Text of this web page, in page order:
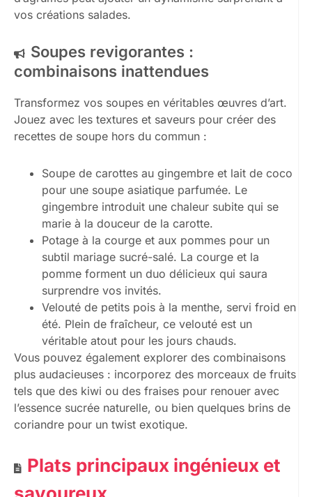
vos créations salades.
Soupes revigorantes :
combinaisons inattendues
Transformez vos soupes en véritables œuvres d’art.
Jouez avec les textures et saveurs pour créer des
recettes de soupe hors du commun :
Soupe de carottes au gingembre et lait de coco
pour une soupe asiatique parfumée. Le
gingembre introduit une chaleur subite qui se
marie à la douceur de la carotte.
Potage à la courge et aux pommes pour un
subtil mariage sucré-salé. La courge et la
pomme forment un duo délicieux qui saura
surprendre vos invités.
Velouté de petits pois à la menthe, servi froid en
été. Plein de fraîcheur, ce velouté est un
véritable atout pour les jours chauds.
Vous pouvez également explorer des combinaisons
plus audacieuses : incorporez des morceaux de fruits
tels que des kiwi ou des fraises pour renouer avec
l’essence sucrée naturelle, ou bien quelques brins de
coriandre pour un twist exotique.
Plats principaux ingénieux et